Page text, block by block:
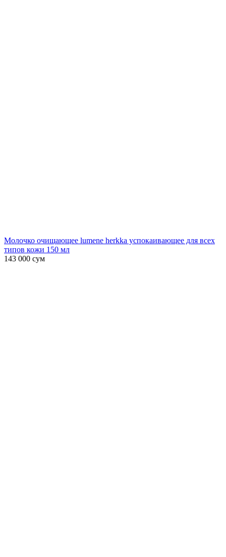
Молочко очищающее lumene herkka успокаивающее для всех
типов кожи 150 мл
143 000 сум